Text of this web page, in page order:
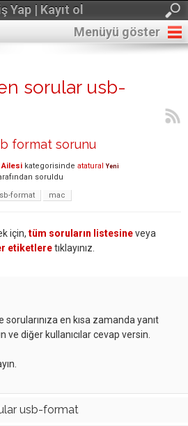
Yap | Kayıt ol
Menüyü göster
sorular usb-
format sorunu
Ailesi kategorisinde atatural Yeni
soruldu
format mac
için, tüm soruların listesineveya
etiketleretıklayınız.
en kısa zamanda yanıt
diğer kullanıcılar cevap versin.
usb-format